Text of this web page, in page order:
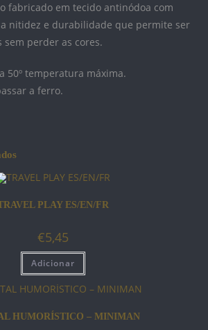
fabricado em tecido antinódoa com
nitidez e durabilidade que permite ser
sem perder as cores.
50º temperatura máxima.
a ferro.
PLAY ES/EN/FR
€5,45
Adicionar
HUMORÍSTICO – MINIMAN